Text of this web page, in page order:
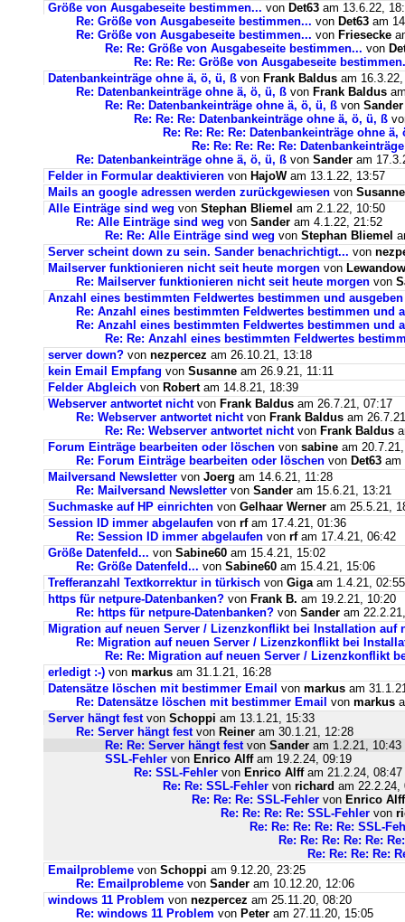
Größe von Ausgabeseite bestimmen... von Det63 am 13.6.22,
Re: Größe von Ausgabeseite bestimmen... von Det63 am
Re: Größe von Ausgabeseite bestimmen... von Friesecke
Re: Re: Größe von Ausgabeseite bestimmen... von
Re: Re: Re: Größe von Ausgabeseite
Datenbankeinträge ohne ä, ö, ü, ß von Frank Baldus am
Re: Datenbankeinträge ohne ä, ö, ü, ß von Frank Baldus
Re: Re: Datenbankeinträge ohne ä, ö, ü, ß von Sander
Re: Re: Re: Datenbankeinträge ohne ä, ö, ü, ß
Re: Re: Re: Re: Datenbankeinträge ohne ä,
Re: Re: Re: Re: Re:
Re: Datenbankeinträge ohne ä, ö, ü, ß von Sander am
Felder in Formular deaktivieren von HajoWam 13.1.22, 13:57
Mails an google adressen werden zurückgewiesen von Susanne
Alle Einträge sind weg von Stephan Bliemel am 2.1.22, 10:50
Re: Alle Einträge sind weg von Sander am 4.1.22, 21:52
Re: Re: Alle Einträge sind weg von Stephan Bliemel
Server scheint down zu sein. Sander benachrichtigt... von
Mailserver funktionieren nicht seit heute morgen von
Re: Mailserver funktionieren nicht seit heute morgen von
Anzahl eines bestimmten Feldwertes bestimmen und ausgeben
Re: Anzahl eines bestimmten Feldwertes bestimmen und
Re: Anzahl eines bestimmten Feldwertes bestimmen und
Re: Re: Anzahl eines bestimmten Feldwertes
server down? von nezpercez am 26.10.21, 13:18
kein Email Empfang von Susanne am 26.9.21, 11:11
Felder Abgleich von Robertam 14.8.21, 18:39
Webserver antwortet nichtvon Frank Baldus am 26.7.21, 07:17
Re: Webserver antwortet nichtvon Frank Baldus am
Re: Re: Webserver antwortet nichtvon Frank Baldus
Forum Einträge bearbeiten oder löschen von sabine am
Re: Forum Einträge bearbeiten oder löschen von Det63 am
Mailversand Newsletter von Joerg am 14.6.21, 11:28
Re: Mailversand Newsletter von Sander am 15.6.21, 13:21
Suchmaske auf HP einrichten von Gelhaar Werner am 25.5.21,
Session ID immer abgelaufen von rfam 17.4.21, 01:36
Re: Session ID immer abgelaufen von rfam 17.4.21, 06:42
Größe Datenfeld... von Sabine60 am 15.4.21, 15:02
Re: Größe Datenfeld... von Sabine60 am 15.4.21, 15:06
Trefferanzahl Textkorrektur in türkisch von Gigaam 1.4.21, 02:55
https für netpure-Datenbanken? von Frank B. am 19.2.21, 10:20
Re: https für netpure-Datenbanken? von Sander am
Migration auf neuen Server / Lizenzkonflikt bei Installation auf
Re: Migration auf neuen Server / Lizenzkonflikt bei
Re: Re: Migration auf neuen Server / Lizenzkonflikt
erledigt :-) von markus am 31.1.21, 16:28
Datensätze löschen mit bestimmer Email von markus am
Re: Datensätze löschen mit bestimmer Email von markus
Server hängt festvon Schoppi am 13.1.21, 15:33
Re: Server hängt festvon Reiner am 30.1.21, 12:28
Re: Re: Server hängt festvon Sander am 1.2.21, 10:43
SSL-Fehler von Enrico Alffam 19.2.24, 09:19
Re: SSL-Fehler von Enrico Alffam 21.2.24, 08:47
Re: Re: SSL-Fehler von richard am 22.2.24,
Re: Re: Re: SSL-Fehler von Enrico Alff
Re: Re: Re: Re: SSL-Fehler von
Re: Re: Re: Re: Re: SSL-
Re: Re: Re: Re: Re:
Re: Re: Re: Re:
Emailprobleme von Schoppi am 9.12.20, 23:25
Re: Emailprobleme von Sander am 10.12.20, 12:06
windows 11 Problem von nezpercez am 25.11.20, 08:20
Re: windows 11 Problem von Peter am 27.11.20, 15:05